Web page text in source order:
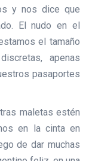
y nos dice que
El nudo en el
el tamaño
apenas
pasaportes
maletas estén
en la cinta en
de dar muchas